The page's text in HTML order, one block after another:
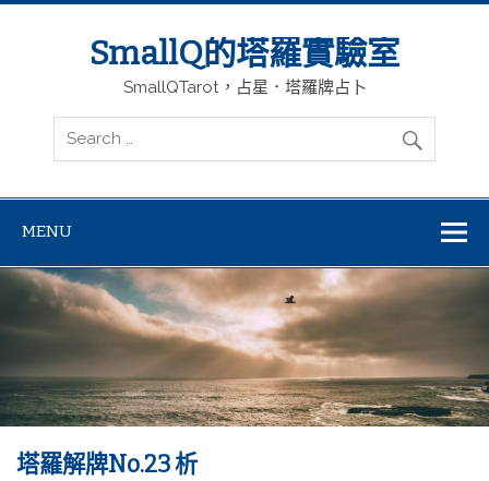
SmallQ的塔羅實驗室
SmallQTarot，占星．塔羅牌占卜
MENU
塔羅解牌No.23 析